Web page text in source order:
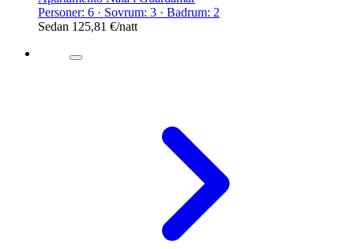
Personer: 6 · Sovrum: 3 · Badrum: 2
Sedan 125,81 €/natt